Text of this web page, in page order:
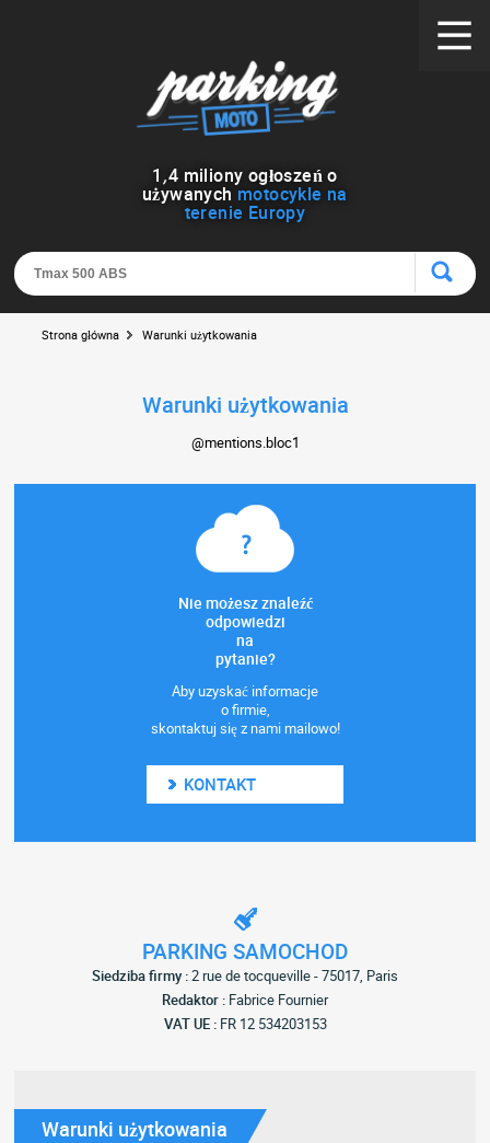
1 ,4 miliony ogłoszeń o
używanych motocykle na
terenie Europy
Strona główna Warunki użytkowania
Warunki użytkowania
@mentions.bloc1
Nie możesz znaleźć
odpowiedzi
na
pytanie?
Aby uzyskać informacje
o firmie,
skontaktuj się z nami mailowo!
KONTAKT
PARKING SAMOCHOD
Siedziba firmy :2 rue de tocqueville - 75017, Paris
Redaktor : Fabrice Fournier
VAT UE :FR 12 534203153
Warunki użytkowania